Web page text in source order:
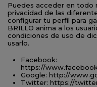
Puedes acceder en todo
privacidad de las
configurar tu perfil para
BRILLO anima a los
condiciones de uso de
usarlo.
Facebook:
https://
Google: http://
Twitter: https://